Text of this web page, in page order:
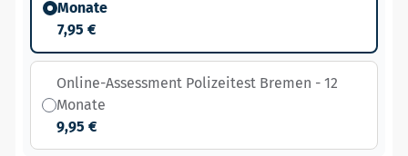
Monate
7,95 €
Online-Assessment Polizeitest Bremen - 12
Monate
9,95 €